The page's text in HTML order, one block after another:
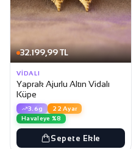
32.199,99 TL
VIDALI
Yaprak Ajurlu Altın Vidalı
Küpe
3.6g
22 Ayar
Havaleye %8
Sepete Ekle